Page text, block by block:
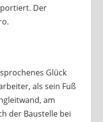
Der
Glück
als sein Fuß
am
der Baustelle bei